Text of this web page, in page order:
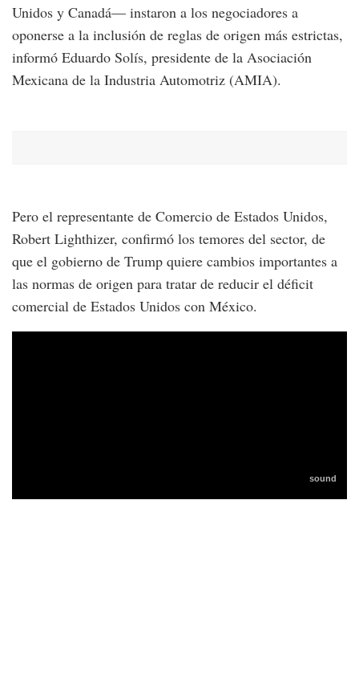
Unidos y Canadá— instaron a los negociadores a
oponerse a la inclusión de reglas de origen más estrictas,
informó Eduardo Solís, presidente de la Asociación
Mexicana de la Industria Automotriz (AMIA).
Pero el representante de Comercio de Estados Unidos,
Robert Lighthizer, confirmó los temores del sector, de
que el gobierno de Trump quiere cambios importantes a
las normas de origen para tratar de reducir el déficit
comercial de Estados Unidos con México.